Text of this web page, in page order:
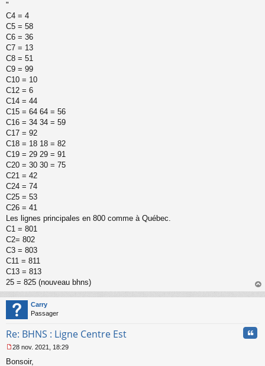
s
a
g
e
n
o
n
l
u
"
C4 = 4
C5 = 58
C6 = 36
C7 = 13
C8 = 51
C9 = 99
C10 = 10
C12 = 6
C14 = 44
C15 = 64 64 = 56
C16 = 34 34 = 59
C17 = 92
C18 = 18 18 = 82
C19 = 29 29 = 91
C20 = 30 30 = 75
C21 = 42
C24 = 74
C25 = 53
C26 = 41
Les lignes principales en 800 comme à Québec.
C1 = 801
C2= 802
C3 = 803
C11 = 811
C13 = 813
25 = 825 (nouveau bhns)
au
Carry
Passager
Re: BHNS : Ligne Centre Est
e
28 nov. 2021, 18:29
Bonsoir,